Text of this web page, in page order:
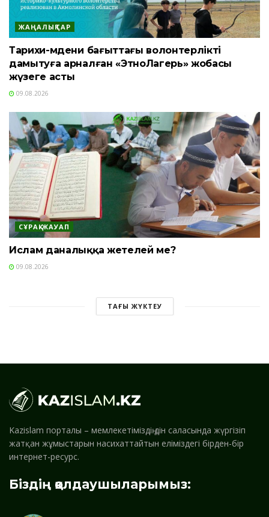
ЖАҢАЛЫҚТАР
Тарихи-мәдени бағыттағы волонтерлікті
дамытуға арналған «ЭтноЛагерь» жобасы
жүзеге асты
09.08.2026
СҰРАҚ-ЖАУАП
Ислам даналыққа жетелей ме?
09.08.2026
ТАҒЫ ЖҮКТЕУ
Kazislam порталы – мемлекетіміздің дін саласында жүргізіп
жатқан жұмыстарын насихаттайтын еліміздегі бірден-бір
интернет-ресурс.
Біздің қолдаушыларымыз: